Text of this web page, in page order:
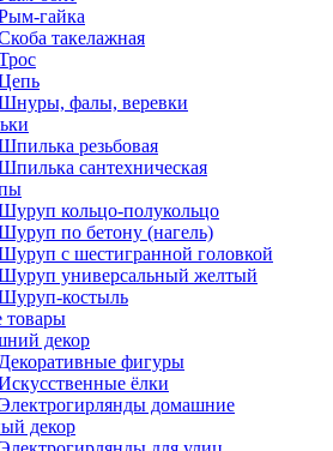
гайка
такелажная
фалы, веревки
резьбовая
сантехническая
кольцо-полукольцо
по бетону (нагель)
с шестигранной головкой
универсальный желтый
костыль
товары
декор
Декоративные фигуры
ёлки
домашние
декор